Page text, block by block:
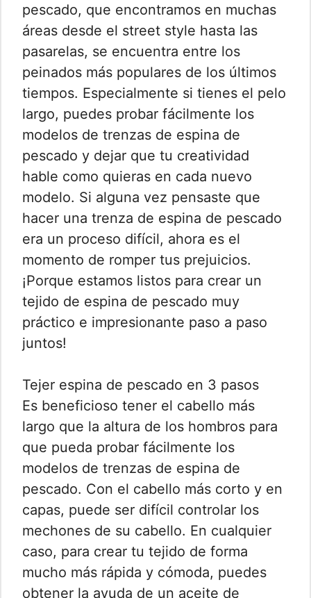
pescado, que encontramos en muchas
áreas desde el street style hasta las
pasarelas, se encuentra entre los
peinados más populares de los últimos
tiempos. Especialmente si tienes el pelo
largo, puedes probar fácilmente los
modelos de trenzas de espina de
pescado y dejar que tu creatividad
hable como quieras en cada nuevo
modelo. Si alguna vez pensaste que
hacer una trenza de espina de pescado
era un proceso difícil, ahora es el
momento de romper tus prejuicios.
¡Porque estamos listos para crear un
tejido de espina de pescado muy
práctico e impresionante paso a paso
juntos!
Tejer espina de pescado en 3 pasos
Es beneficioso tener el cabello más
largo que la altura de los hombros para
que pueda probar fácilmente los
modelos de trenzas de espina de
pescado. Con el cabello más corto y en
capas, puede ser difícil controlar los
mechones de su cabello. En cualquier
caso, para crear tu tejido de forma
mucho más rápida y cómoda, puedes
obtener la ayuda de un aceite de